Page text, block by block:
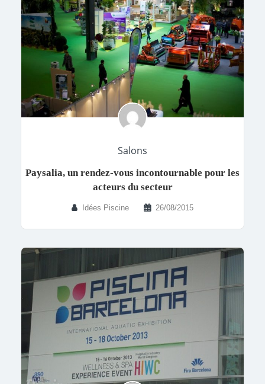
Salons
Paysalia, un rendez-vous incontournable pour les
acteurs du secteur
Idées Piscine 26/08/2015